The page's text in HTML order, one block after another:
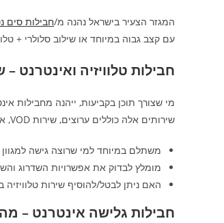
המגזר הצעיר בישראל נהנה מ/חבילות סים
עם קצב גבוה במיוחד או שילוב סלולרי +
חבילות טלוויזיה ואינטרנט –
מי שצורך תוכן בקביעות, ייהנה מחבילות
שירותים אלה כוללים ערוצים, שירות VOD, אפליקציות מובנות והנחות אצל ספקי צד שלישי.
משתלם במיוחד למי שרוצה גישה
מומלץ לבדוק את אפשרויות השדרוג
האם ניתן לבטל/להוסיף שירות טלוויזיה
חבילות גלישה אינטרנט –